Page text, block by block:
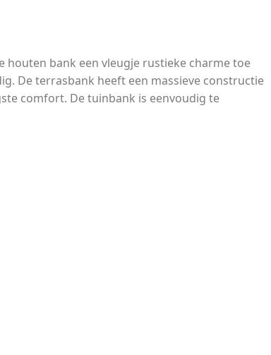
houten bank een vleugje rustieke charme toe
De terrasbank heeft een massieve constructie
comfort. De tuinbank is eenvoudig te